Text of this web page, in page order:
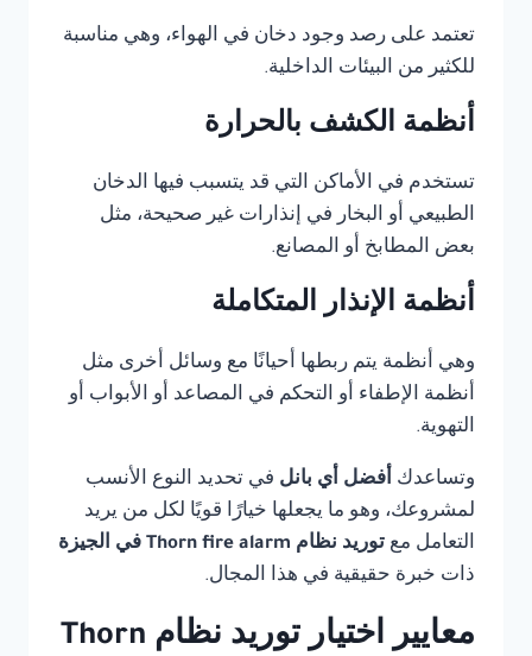
تعتمد على رصد وجود دخان في الهواء، وهي مناسبة
للكثير من البيئات الداخلية.
أنظمة الكشف بالحرارة
تستخدم في الأماكن التي قد يتسبب فيها الدخان
الطبيعي أو البخار في إنذارات غير صحيحة، مثل
بعض المطابخ أو المصانع.
أنظمة الإنذار المتكاملة
وهي أنظمة يتم ربطها أحيانًا مع وسائل أخرى مثل
أنظمة الإطفاء أو التحكم في المصاعد أو الأبواب أو
التهوية.
وتساعدك أفضل أي بانل في تحديد النوع الأنسب
لمشروعك، وهو ما يجعلها خيارًا قويًا لكل من يريد
التعامل مع توريد نظام Thorn fire alarm في الجيزة
ذات خبرة حقيقية في هذا المجال.
معايير اختيار توريد نظام Thorn